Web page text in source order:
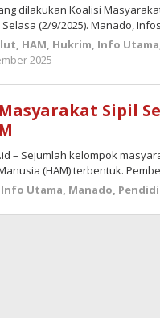
dilakukan Koalisi
(2/9/2025). Manado,
, HAM, Hukrim, Info Utama
2025
Sipil
– Sejumlah kelompok
(HAM) terbentuk.
Info Utama, Manado,